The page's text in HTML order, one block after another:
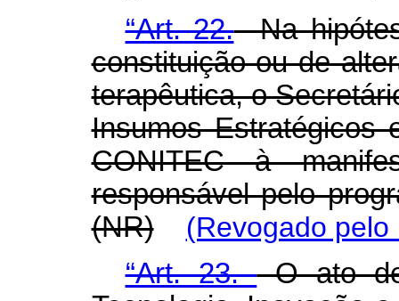
“Art. 22.Na
constituição ou de
terapêutica, o
Insumos Estratégicos
CONITEC à
responsável pelo
(NR)
(Revogado
“Art. 23.O ato